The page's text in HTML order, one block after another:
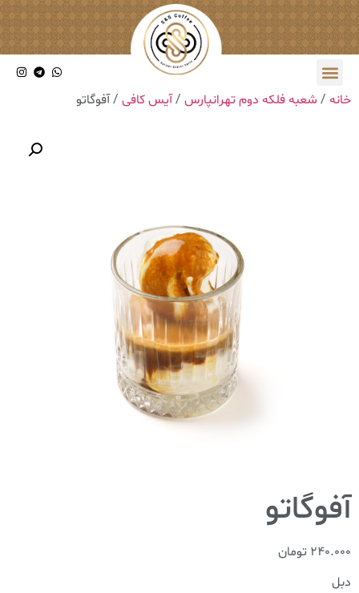
خانه / شعبه فلکه دوم تهرانپارس /آیس کافی / آفوگاتو
آفوگاتو
240.000 تومان
دبل